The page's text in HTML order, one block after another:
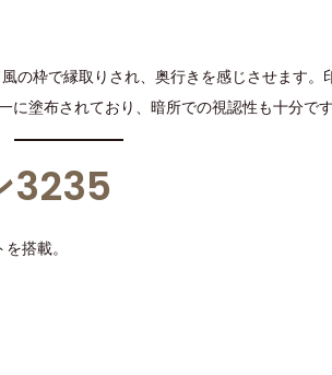
の枠で縁取りされ、奥行きを感じさせます。
塗布されており、暗所での視認性も十分です
3235
搭載。